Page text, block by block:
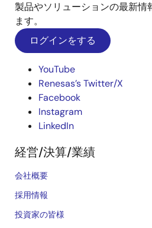
製品やソリューションの最新情
ます。
ログインをする
YouTube
Renesas’s Twitter/X
Facebook
Instagram
LinkedIn
経営/決算/業績
会社概要
採用情報
投資家の皆様